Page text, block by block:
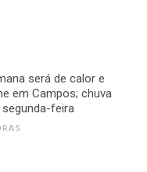
será de calor e
em Campos; chuva
feira